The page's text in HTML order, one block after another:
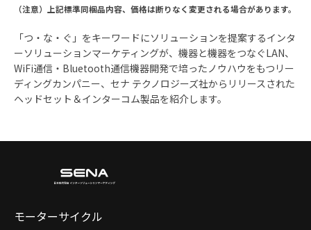
（注意）上記標準同梱品内容、価格は断りなく変更される場合があります。
「つ・な・ぐ」をキーワードにソリューションを提案するインタ
ーソリューションマーケティングが、機器と機器をつなぐLAN、
WiFi通信・Bluetooth通信機器開発で培ったノウハウをもつリー
ディングカンパニー、セナ テクノロジーズ社からリリースされた
ヘッドセット＆インターコム製品を紹介します。
モーターサイクル